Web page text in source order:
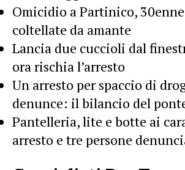
Omicidio a Partinico,
coltellate da amante
Lancia due cuccioli dal
ora rischia l’arresto
Un arresto per spaccio di
denunce: il bilancio del
Pantelleria, lite e botte ai
arresto e tre persone